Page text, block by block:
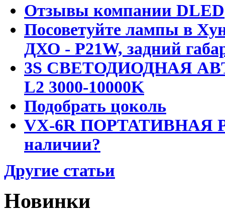
Отзывы компании DLED
Посоветуйте лампы в
ДХО - P21W, задний
3S СВЕТОДИОДНАЯ
L2 3000-10000K
Подобрать цоколь
VX-6R ПОРТАТИВНАЯ
наличии?
Другие статьи
Новинки